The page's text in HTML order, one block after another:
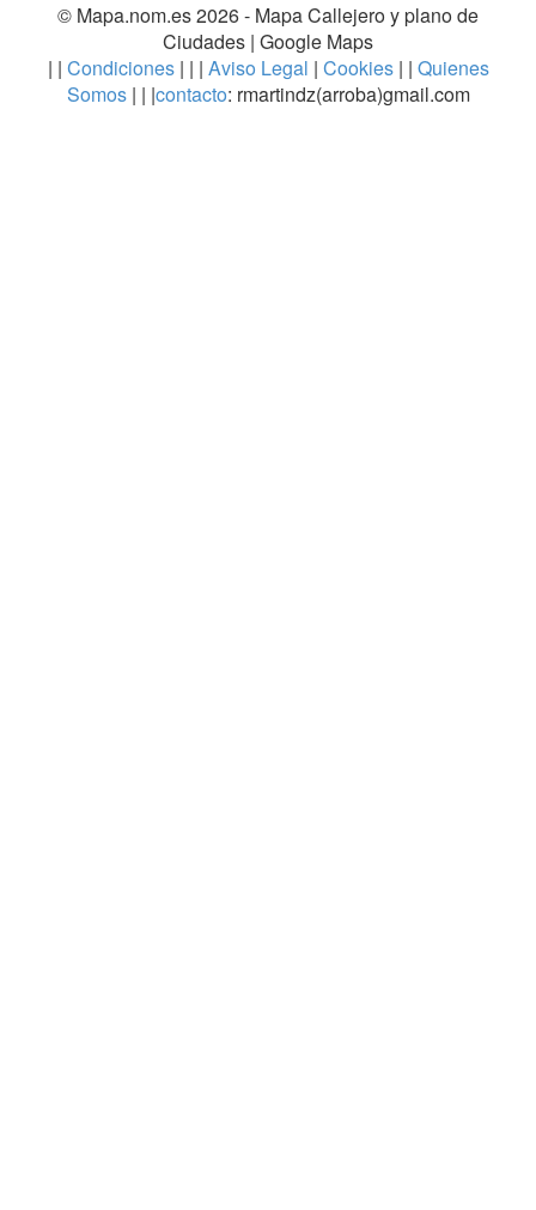
© Mapa.nom.es 2026 - Mapa Callejero y plano de
Ciudades | Google Maps
| | Condiciones| | | Aviso Legal | Cookies | | Quienes
Somos | | |contacto: rmartindz(arroba)gmail.com